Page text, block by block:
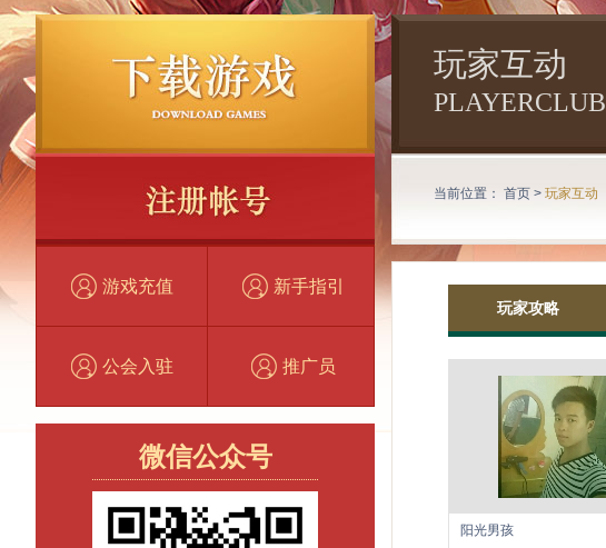
游戏充值 新手指引
公会入驻 推广员
微信公众号
玩家互动
PLAYERCLUB
当前位置： 首页 > 玩家互动
玩家攻略
阳光男孩